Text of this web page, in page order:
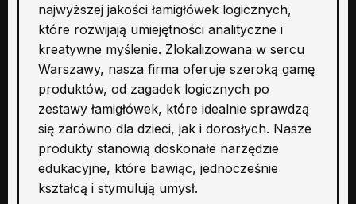
najwyższej jakości łamigłówek logicznych,
które rozwijają umiejętności analityczne i
kreatywne myślenie. Zlokalizowana w sercu
Warszawy, nasza firma oferuje szeroką gamę
produktów, od zagadek logicznych po
zestawy łamigłówek, które idealnie sprawdzą
się zarówno dla dzieci, jak i dorosłych. Nasze
produkty stanowią doskonałe narzędzie
edukacyjne, które bawiąc, jednocześnie
kształcą i stymulują umysł.